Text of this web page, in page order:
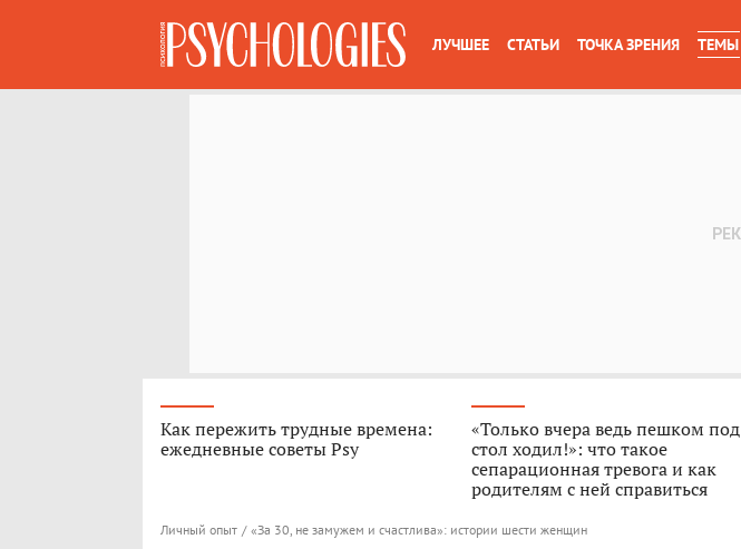
ЛУЧШЕЕ СТАТЬИ ТОЧКА ЗРЕНИЯ ТЕМЫ
Как пережить трудные времена:
ежедневные советы Psy
«Только вчера ведь пешком под
стол ходил!»: что такое
сепарационная тревога и как
родителям с ней справиться
Личный опыт / «За 30, не замужем и счастлива»: истории шести женщин